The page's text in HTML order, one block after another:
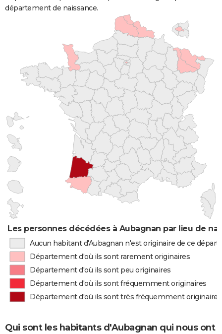
département de naissance.
Les personnes décédées à Aubagnan par lieu de
Aucun habitant d'Aubagnan n'est originaire de ce
Département d'où ils sont rarement originaires
Département d'où ils sont peu originaires
Département d'où ils sont fréquemment originaires
Département d'où ils sont très fréquemment originaires
Qui sont les habitants d'Aubagnan qui nous ont